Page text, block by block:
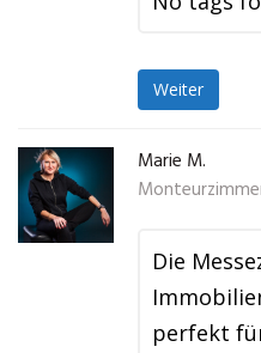
Weiter
Marie M.
Die
perfekt